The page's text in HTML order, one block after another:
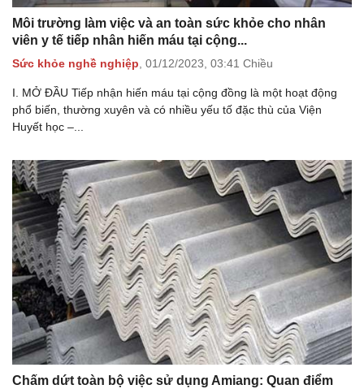
Môi trường làm việc và an toàn sức khỏe cho nhân
viên y tế tiếp nhân hiến máu tại cộng...
Sức khỏe nghề nghiệp, 01/12/2023, 03:41 Chiều
I. MỞ ĐẦU Tiếp nhận hiến máu tại cộng đồng là một hoạt động
phổ biến, thường xuyên và có nhiều yếu tố đặc thù của Viện
Huyết học –...
Chấm dứt toàn bộ việc sử dụng Amiang: Quan điểm